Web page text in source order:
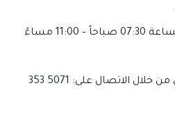
تبدأ أوقات العمل من الساعة 07:30 صباحاً – 11:00 مساءً
يمكنك التواصل الهاتفي من خلال الاتصال على: 5071 353